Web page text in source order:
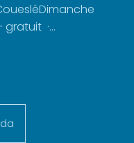
gratuit ·...